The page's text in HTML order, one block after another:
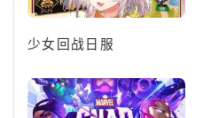
少女回战日服